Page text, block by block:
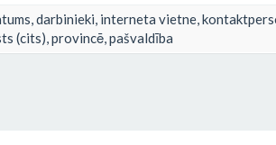
darbinieki, interneta vietne,
(cits), provincē, pašvaldība